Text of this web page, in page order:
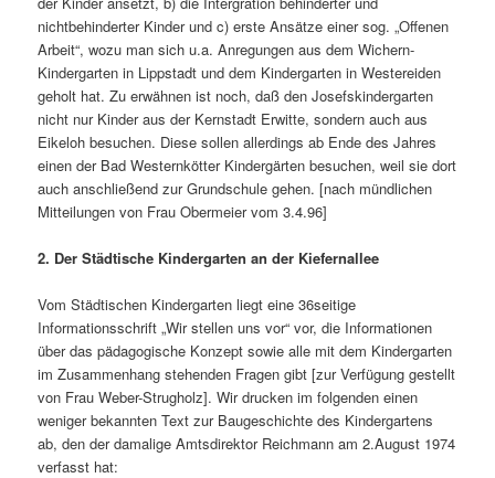
nichtbehinderter Kinder und c) erste Ansätze einer sog. „Offenen
Arbeit“, wozu man sich u.a. Anregungen aus dem Wichern-
Kindergarten in Lippstadt und dem Kindergarten in Westereiden
geholt hat. Zu erwähnen ist noch, daß den Josefskindergarten
nicht nur Kinder aus der Kernstadt Erwitte, sondern auch aus
Eikeloh besuchen. Diese sollen allerdings ab Ende des Jahres
einen der Bad Westernkötter Kindergärten besuchen, weil sie dort
auch anschließend zur Grundschule gehen. [nach mündlichen
Mitteilungen von Frau Obermeier vom 3.4.96]
2. Der Städtische Kindergarten an der Kiefernallee
Vom Städtischen Kindergarten liegt eine 36seitige
Informationsschrift „Wir stellen uns vor“ vor, die Informationen
über das pädagogische Konzept sowie alle mit dem Kindergarten
im Zusammenhang stehenden Fragen gibt [zur Verfügung gestellt
von Frau Weber-Strugholz]. Wir drucken im folgenden einen
weniger bekannten Text zur Baugeschichte des Kindergartens
ab, den der damalige Amtsdirektor Reichmann am 2.August 1974
verfasst hat: